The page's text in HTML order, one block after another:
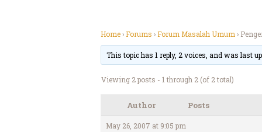
Home›Forums ›Forum Masalah Umum ›
This topic has 1 reply, 2 voices, and was last
Viewing 2 posts - 1 through 2 (of 2 total)
Author Posts
May 26, 2007 at 9:05 pm